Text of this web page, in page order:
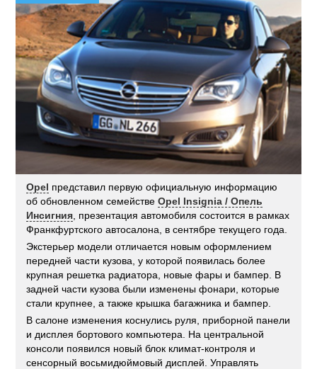
Opel представил первую официальную информацию
об обновленном семействеOpel Insignia / Опель
Инсигния , презентация автомобиля состоится в рамках
Франкфуртского автосалона, в сентябре текущего года.
Экстерьер модели отличается новым оформлением
передней части кузова, у которой появилась более
крупная решетка радиатора, новые фары и бампер. В
задней части кузова были изменены фонари, которые
стали крупнее, а также крышка багажника и бампер.
В салоне изменения коснулись руля, приборной панели
и дисплея бортового компьютера. На центральной
консоли появился новый блок климат-контроля и
сенсорный восьмидюймовый дисплей. Управлять